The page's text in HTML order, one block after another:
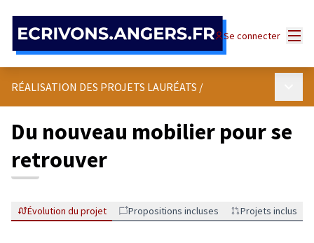
Se connecter
RÉALISATION DES PROJETS LAURÉATS /
Du nouveau mobilier pour se
retrouver
Évolution du projet Propositions incluses Projets inclus